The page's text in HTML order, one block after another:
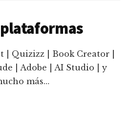
| Quizizz | Book Creator |
| Adobe | AI Studio | y
más…